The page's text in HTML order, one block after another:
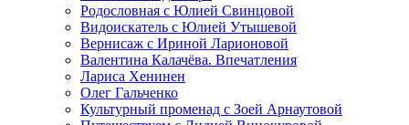
Родословная с Юлией Свинцовой
Видоискатель с Юлией Утышевой
Вернисаж с Ириной Ларионовой
Валентина Калачёва. Впечатления
Лариса Хенинен
Олег Гальченко
Культурный променад с Зоей Арнаутовой